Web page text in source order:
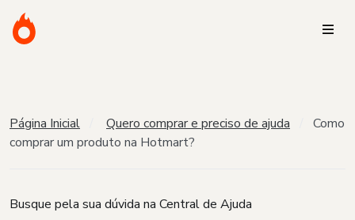
Página Inicial Quero comprar e preciso de ajuda
Como
comprar um produto na Hotmart?
Busque pela sua dúvida na Central de Ajuda